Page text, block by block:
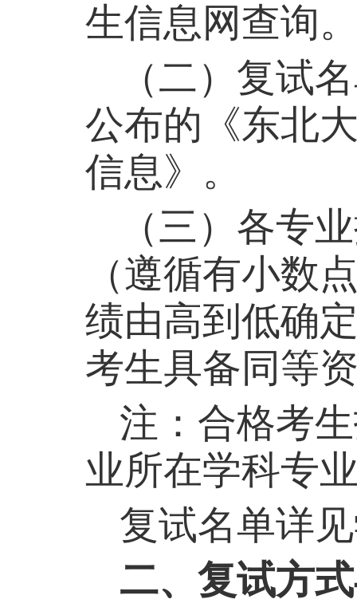
生信息网查询
（二）复试
公布的《东北
信息》。
（三） 各专
（遵循有小数
绩由高到低确
考生具备同等
注：合格考
业所在学科专
复试名单详
二、复试方